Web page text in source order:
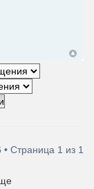
Страница 1 из 1